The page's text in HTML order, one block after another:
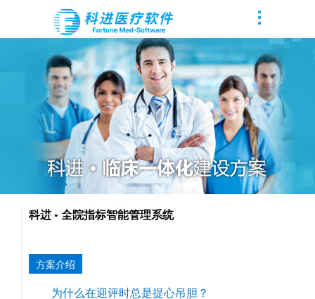
科进 • 全院指标智能管理系统
方案介绍
为什么在迎评时总是提心吊胆？